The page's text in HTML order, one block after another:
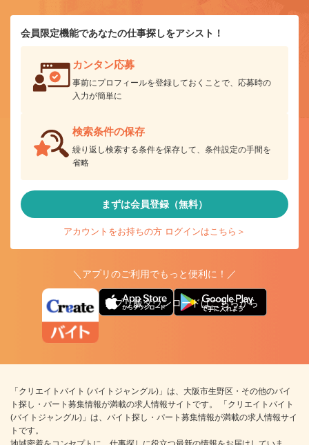
会員限定機能であなたの仕事探しをアシスト！
カンタン応募
事前にプロフィールを登録しておくことで、応募時の
入力が簡単に
検索条件の保存
繰り返し検索する条件を保存して、条件設定の手間を
省略
まずは会員登録（無料）
アカウントをお持ちの方 ログインはこちら＞
＼アプリのご利用でもっと便利に！／
アプリ版ダウンロードはこちらから
「クリエイトバイト (バイトジャングル)」は、大阪市生野区・その他のバイ
ト探し・パート募集情報が満載の求人情報サイトです。 「クリエイトバイト
(バイトジャングル)」は、バイト探し・パート募集情報が満載の求人情報サイ
トです。